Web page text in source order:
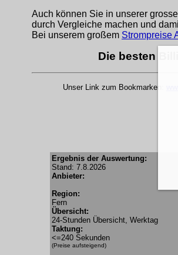
Auch können Sie in unserer
durch Vergleiche machen und
Bei unserem großem Strompreise
Die besten
Unser Link zum Bookmarken:
Ergebnis der Auswertung:
Stand: 7.8.2026
Anbieter:
Region:
Fern
Übersicht:
24-Stunden Übersicht, Werktag
Taktung:
<=240 Sekunden
(Preise aufsteigend)